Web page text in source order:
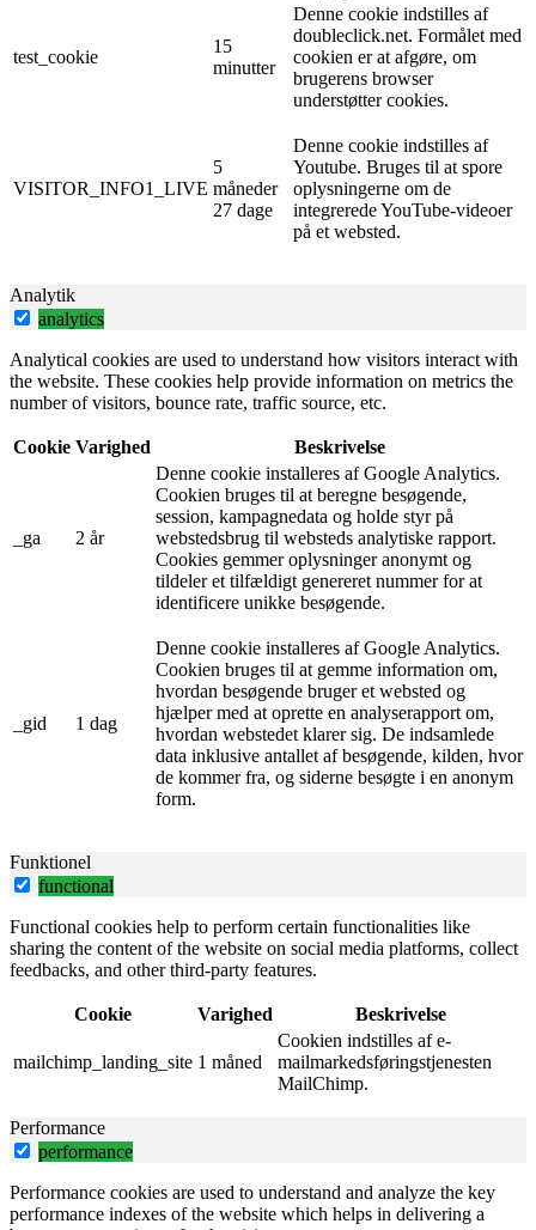
test_cookie
15
minutter
Denne cookie indstilles af
doubleclick.net. Formålet med
cookien er at afgøre, om
brugerens browser
understøtter cookies.
VISITOR_INFO1_LIVE
5
måneder
27 dage
Denne cookie indstilles af
Youtube. Bruges til at spore
oplysningerne om de
integrerede YouTube-videoer
på et websted.
Analytik
analytics
Analytical cookies are used to understand how visitors interact with
the website. These cookies help provide information on metrics the
number of visitors, bounce rate, traffic source, etc.
Cookie Varighed Beskrivelse
_ga 2 år
Denne cookie installeres af Google Analytics.
Cookien bruges til at beregne besøgende,
session, kampagnedata og holde styr på
webstedsbrug til websteds analytiske rapport.
Cookies gemmer oplysninger anonymt og
tildeler et tilfældigt genereret nummer for at
identificere unikke besøgende.
_gid 1 dag
Denne cookie installeres af Google Analytics.
Cookien bruges til at gemme information om,
hvordan besøgende bruger et websted og
hjælper med at oprette en analyserapport om,
hvordan webstedet klarer sig. De indsamlede
data inklusive antallet af besøgende, kilden, hvor
de kommer fra, og siderne besøgte i en anonym
form.
Funktionel
functional
Functional cookies help to perform certain functionalities like
sharing the content of the website on social media platforms, collect
feedbacks, and other third-party features.
Cookie Varighed Beskrivelse
mailchimp_landing_site 1 måned
Cookien indstilles af e-
mailmarkedsføringstjenesten
MailChimp.
Performance
performance
Performance cookies are used to understand and analyze the key
performance indexes of the website which helps in delivering a